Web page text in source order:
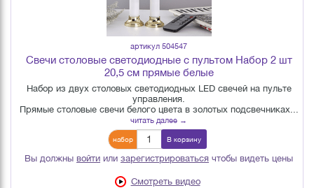
артикул 504547
Свечи столовые светодиодные с пультом Набор 2 шт
20,5 см прямые белые
Набор из двух столовых светодиодных LED свечей на пульте
управления.
Прямые столовые свечи белого цвета в золотых подсвечниках...
читать далее →
набор В корзину
Вы должны войти или зарегистрироваться чтобы видеть цены
Смотреть видео